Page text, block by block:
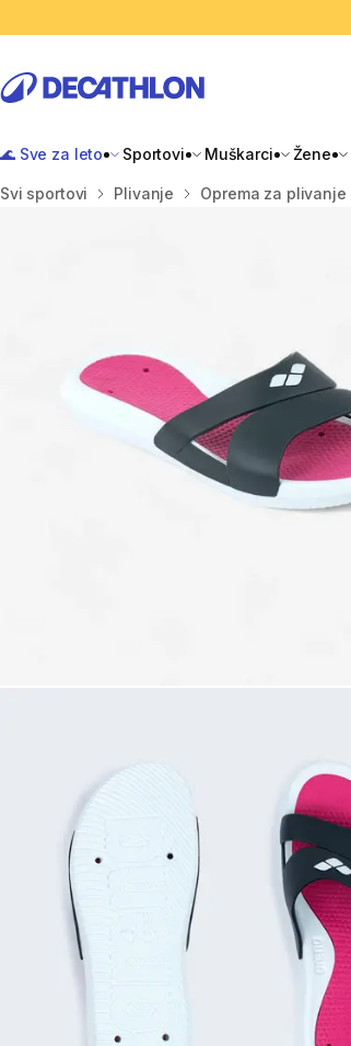
🌊 Sve za leto Sportovi Muškarci Žene
Početna stranica
Svi sportovi Plivanje Oprema za plivanje